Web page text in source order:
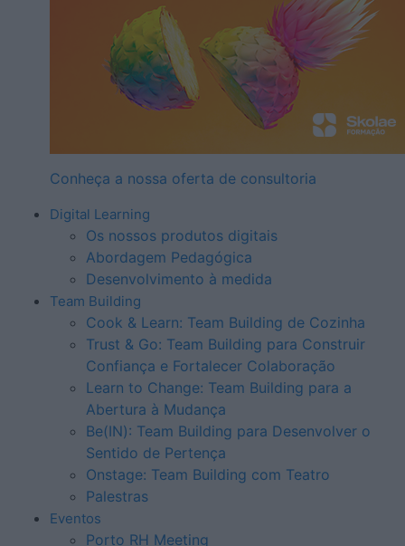
Conheça a nossa oferta de consultoria
Digital Learning
Os nossos produtos digitais
Abordagem Pedagógica
Desenvolvimento à medida
Team Building
Cook & Learn: Team Building de Cozinha
Trust & Go: Team Building para Construir
Confiança e Fortalecer Colaboração
Learn to Change: Team Building para a
Abertura à Mudança
Be(IN): Team Building para Desenvolver o
Sentido de Pertença
Onstage: Team Building com Teatro
Palestras
Eventos
Porto RH Meeting